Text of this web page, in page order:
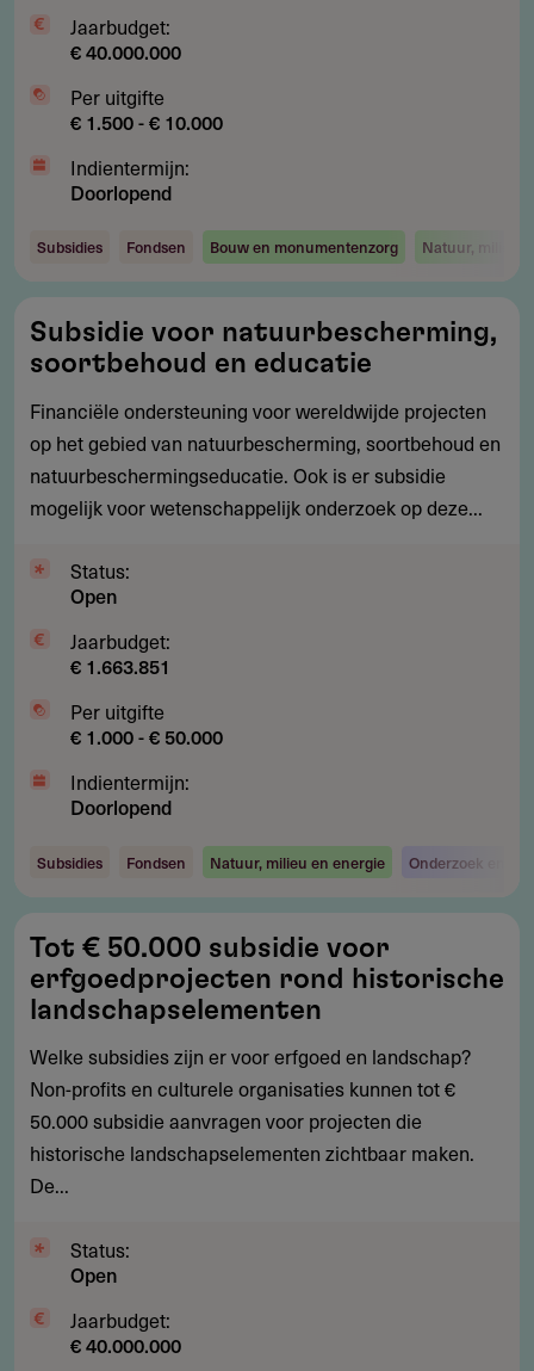
Jaarbudget:
€ 40.000.000
Per uitgifte
€ 1.500 - € 10.000
Indientermijn:
Doorlopend
Subsidies Fondsen Bouw en monumentenzorg Natuur, milieu
voor
natuurbescherming,
soortbehoud
en
educatie
Subsidie voor natuurbescherming,
soortbehoud en educatie
Financiële ondersteuning voor wereldwijde projecten
op het gebied van natuurbescherming, soortbehoud en
natuurbeschermingseducatie. Ook is er subsidie
mogelijk voor wetenschappelijk onderzoek op deze...
Status:
Open
Jaarbudget:
€ 1.663.851
Per uitgifte
€ 1.000 - € 50.000
Indientermijn:
Doorlopend
Subsidies Fondsen Natuur, milieu en energie Onderzoek en
€
50.000
subsidie
voor
erfgoedprojecten
rond
historische
landschapselementen
Tot € 50.000 subsidie voor
erfgoedprojecten rond historische
landschapselementen
Welke subsidies zijn er voor erfgoed en landschap?
Non-profits en culturele organisaties kunnen tot €
50.000 subsidie aanvragen voor projecten die
historische landschapselementen zichtbaar maken.
De...
Status:
Open
Jaarbudget:
€ 40.000.000